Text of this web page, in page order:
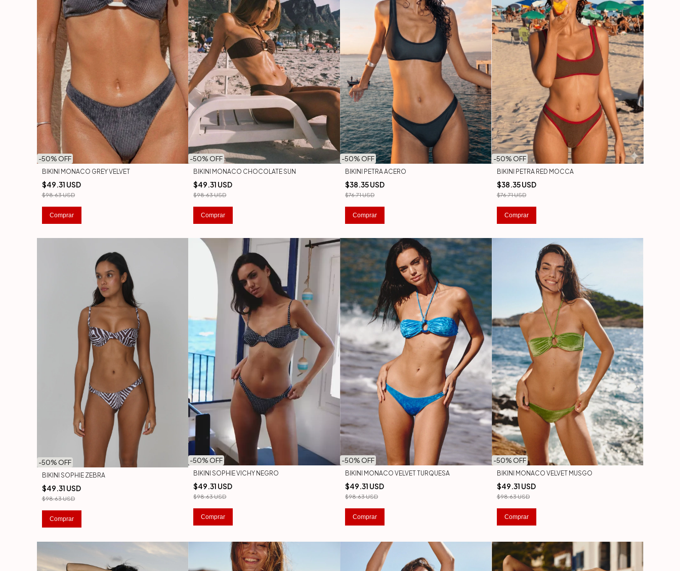
-50% OFF
BIKINI MONACO GREY VELVET
$49.31 USD
$98.63 USD
Comprar
-50% OFF
BIKINI MONACO CHOCOLATE SUN
$49.31 USD
$98.63 USD
Comprar
-50% OFF
BIKINI PETRA ACERO
$38.35 USD
$76.71 USD
Comprar
-50% OFF
BIKINI PETRA RED MOCCA
$38.35 USD
$76.71 USD
Comprar
-50% OFF
BIKINI SOPHIE ZEBRA
$49.31 USD
$98.63 USD
Comprar
-50% OFF
BIKINI SOPHIE VICHY NEGRO
$49.31 USD
$98.63 USD
Comprar
-50% OFF
BIKINI MONACO VELVET TURQUESA
$49.31 USD
$98.63 USD
Comprar
-50% OFF
BIKINI MONACO VELVET MUSGO
$49.31 USD
$98.63 USD
Comprar